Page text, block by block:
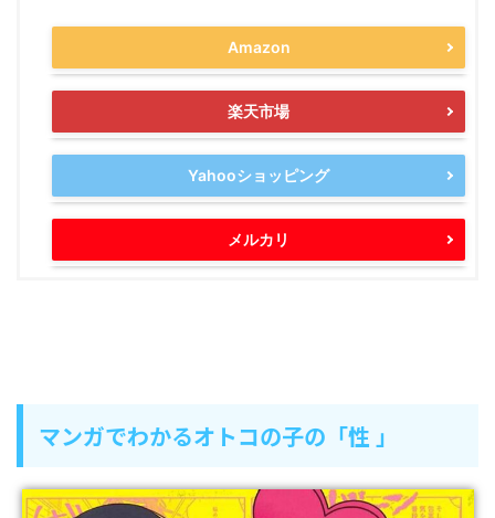
Amazon
楽天市場
Yahooショッピング
メルカリ
マンガでわかるオトコの子の「性 」